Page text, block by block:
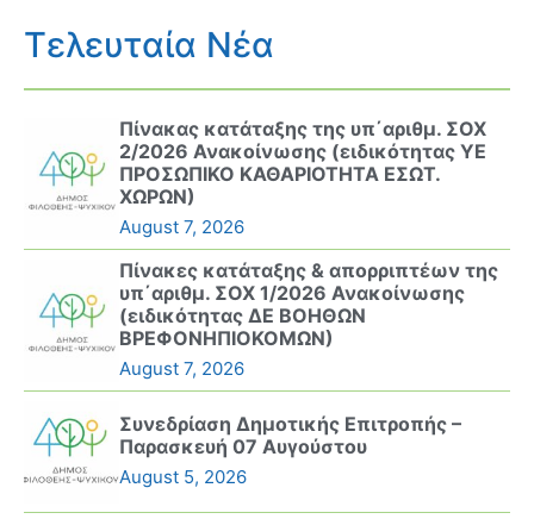
Τελευταία Νέα
Πίνακας κατάταξης της υπ΄αριθμ. ΣΟΧ
2/2026 Ανακοίνωσης (ειδικότητας ΥΕ
ΠΡΟΣΩΠΙΚΟ ΚΑΘΑΡΙΟΤΗΤΑ ΕΣΩΤ.
ΧΩΡΩΝ)
August 7, 2026
Πίνακες κατάταξης & απορριπτέων της
υπ΄αριθμ. ΣΟΧ 1/2026 Ανακοίνωσης
(ειδικότητας ΔΕ ΒΟΗΘΩΝ
ΒΡΕΦΟΝΗΠΙΟΚΟΜΩΝ)
August 7, 2026
Συνεδρίαση Δημοτικής Επιτροπής –
Παρασκευή 07 Αυγούστου
August 5, 2026